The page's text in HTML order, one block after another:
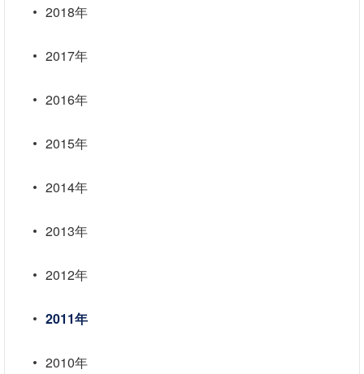
2018年
2017年
2016年
2015年
2014年
2013年
2012年
2011年
2010年